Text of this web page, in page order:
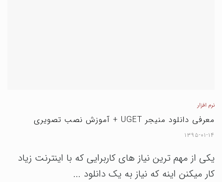
نرم افزار
معرفی دانلود منیجر UGET + آموزش نصب تصویری
۱۳۹۵-۰۱-۱۴
یکی از مهم ترین نیاز های کاربرایی که با اینترنت زیاد
کار میکنن اینه که نیاز به یک دانلود ...